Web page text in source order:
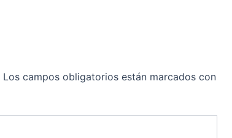
Los campos obligatorios están marcados con